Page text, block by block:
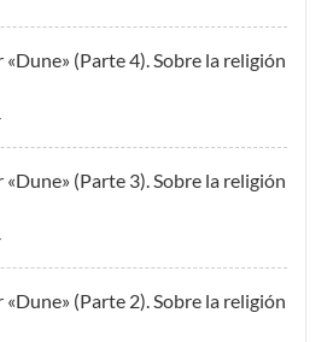
«Dune» (Parte 4). Sobre la religión
«Dune» (Parte 3). Sobre la religión
«Dune» (Parte 2). Sobre la religión